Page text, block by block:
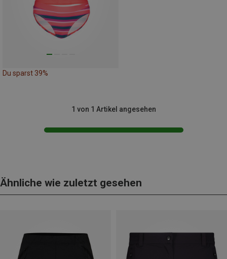
Du sparst 39%
1 von 1 Artikel angesehen
Ähnliche wie zuletzt gesehen